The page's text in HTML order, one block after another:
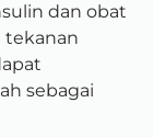
dan obat
tekanan
sebagai